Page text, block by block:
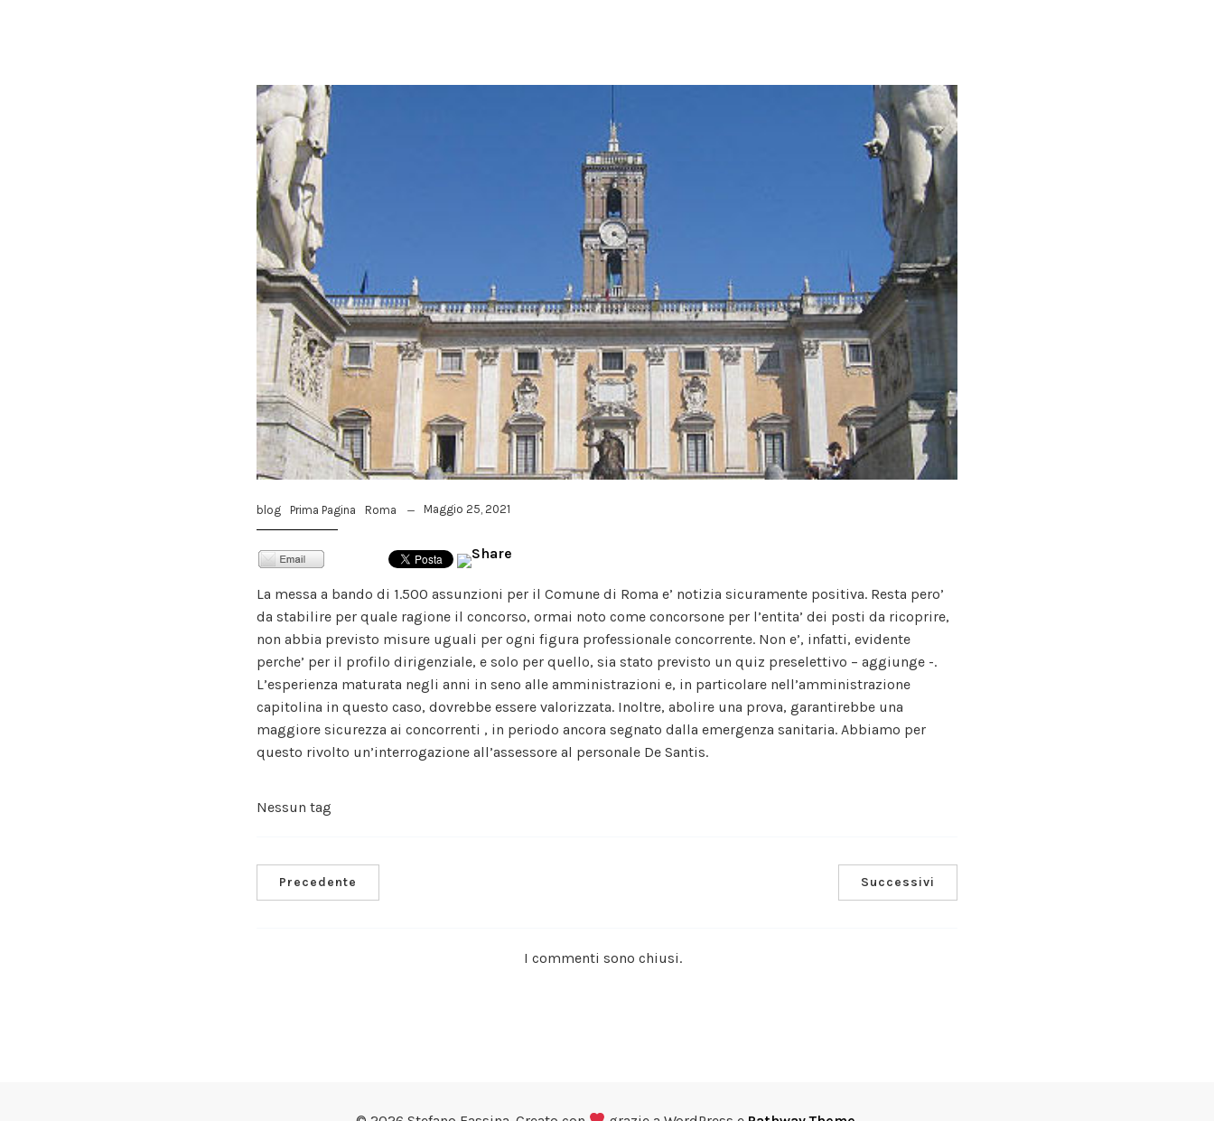
blog Prima Pagina Roma Maggio 25, 2021
La messa a bando di 1.500 assunzioni per il Comune di Roma e’ notizia sicuramente positiva. Resta pero’
da stabilire per quale ragione il concorso, ormai noto come concorsone per l’entita’ dei posti da ricoprire,
non abbia previsto misure uguali per ogni figura professionale concorrente. Non e’, infatti, evidente
perche’ per il profilo dirigenziale, e solo per quello, sia stato previsto un quiz preselettivo – aggiunge -.
L’esperienza maturata negli anni in seno alle amministrazioni e, in particolare nell’amministrazione
capitolina in questo caso, dovrebbe essere valorizzata. Inoltre, abolire una prova, garantirebbe una
maggiore sicurezza ai concorrenti , in periodo ancora segnato dalla emergenza sanitaria. Abbiamo per
questo rivolto un’interrogazione all’assessore al personale De Santis.
Nessun tag
Precedente Successivi
I commenti sono chiusi.